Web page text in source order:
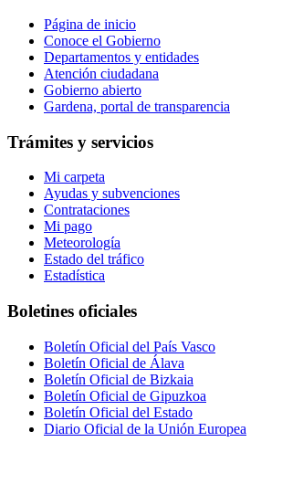
Página de inicio
Conoce el Gobierno
Departamentos y entidades
Atención ciudadana
Gobierno abierto
Gardena, portal de transparencia
Trámites y servicios
Mi carpeta
Ayudas y subvenciones
Contrataciones
Mi pago
Meteorología
Estado del tráfico
Estadística
Boletines oficiales
Boletín Oficial del País Vasco
Boletín Oficial de Álava
Boletín Oficial de Bizkaia
Boletín Oficial de Gipuzkoa
Boletín Oficial del Estado
Diario Oficial de la Unión Europea